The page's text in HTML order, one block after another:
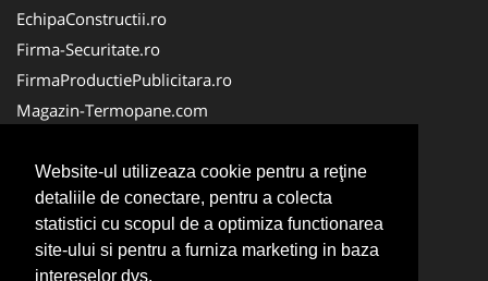
Website-ul utilizeaza cookie pentru a reţine
detaliile de conectare, pentru a colecta
statistici cu scopul de a optimiza functionarea
site-ului si pentru a furniza marketing in baza
intereselor dvs.
EchipaConstructii.ro
Firma-Securitate.ro
FirmaProductiePublicitara.ro
Magazin-Termopane.com
CramaVinuri.ro
FirmaTractariAuto.ro
InstalatiiSolare.com
Pescaresc.ro